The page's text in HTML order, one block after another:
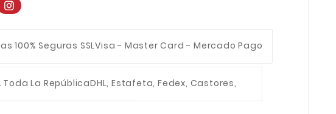
100% Seguras SSLVisa - Master Card - Mercado Pago
Toda La RepúblicaDHL, Estafeta, Fedex, Castores,